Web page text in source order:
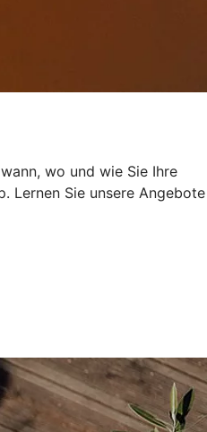
wo und wie Sie Ihre
Lernen Sie unsere Angebote